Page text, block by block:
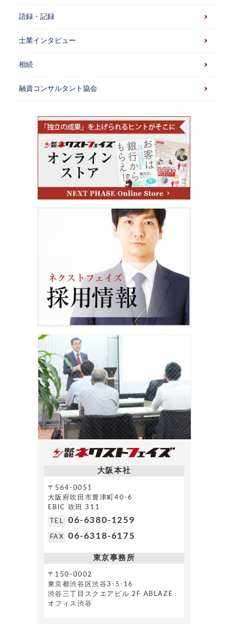
語録・記録
士業インタビュー
相続
融資コンサルタント協会
大阪本社
〒564-0051
大阪府吹田市豊津町40-6
EBIC 吹田 311
TEL 06-6380-1259
FAX 06-6318-6175
東京事務所
〒150-0002
東京都渋谷区渋谷3-5-16
渋谷三丁目スクエアビル 2F ABLAZE
オフィス渋谷